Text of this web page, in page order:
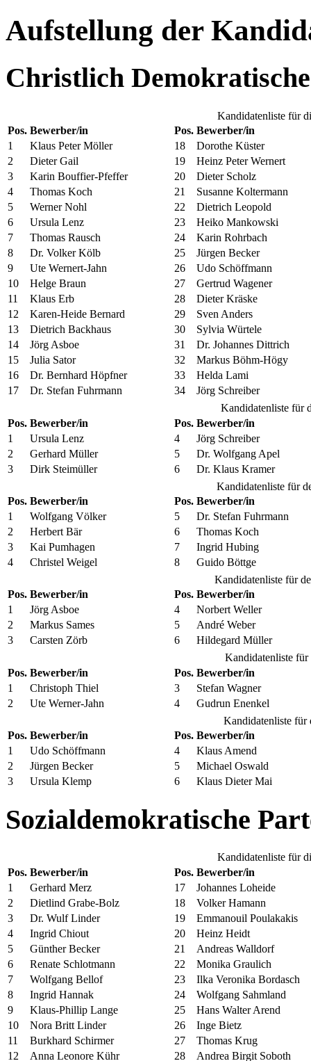
Aufstellung der
Christlich
Kandidatenliste für
Pos. Bewerber/in Pos. Bewerber/in
1
Klaus Peter Möller 18
Dorothe Küster
2
Dieter Gail 19
Heinz Peter Wernert
3
Karin Bouffier-Pfeffer 20
Dieter Scholz
4
Thomas Koch 21
Susanne Koltermann
5
Werner Nohl 22
Dietrich Leopold
6
Ursula Lenz 23
Heiko Mankowski
7
Thomas Rausch 24
Karin Rohrbach
8
Dr. Volker Kölb 25
Jürgen Becker
9
Ute Wernert-Jahn 26
Udo Schöffmann
10
Helge Braun 27
Gertrud Wagener
11
Klaus Erb 28
Dieter Kräske
12
Karen-Heide Bernard 29
Sven Anders
13
Dietrich Backhaus 30
Sylvia Würtele
14
Jörg Asboe 31
Dr. Johannes Dittrich
15
Julia Sator 32
Markus Böhm-Högy
16
Dr. Bernhard Höpfner 33
Helda Lami
17
Dr. Stefan Fuhrmann 34
Jörg Schreiber
Kandidatenliste für
Pos. Bewerber/in Pos. Bewerber/in
1
Ursula Lenz 4
Jörg Schreiber
2
Gerhard Müller 5
Dr. Wolfgang Apel
3
Dirk Steimüller 6
Dr. Klaus Kramer
Kandidatenliste für
Pos. Bewerber/in Pos. Bewerber/in
1
Wolfgang Völker 5
Dr. Stefan Fuhrmann
2
Herbert Bär 6
Thomas Koch
3
Kai Pumhagen 7
Ingrid Hubing
4
Christel Weigel 8
Guido Böttge
Kandidatenliste für
Pos. Bewerber/in Pos. Bewerber/in
1
Jörg Asboe 4
Norbert Weller
2
Markus Sames 5
André Weber
3
Carsten Zörb 6
Hildegard Müller
Kandidatenliste für
Pos. Bewerber/in Pos. Bewerber/in
1
Christoph Thiel 3
Stefan Wagner
2
Ute Werner-Jahn 4
Gudrun Enenkel
Kandidatenliste für
Pos. Bewerber/in Pos. Bewerber/in
1
Udo Schöffmann 4
Klaus Amend
2
Jürgen Becker 5
Michael Oswald
3
Ursula Klemp 6 Klaus Dieter Mai
Sozialdemokratische
Kandidatenliste für
Pos. Bewerber/in Pos. Bewerber/in
1
Gerhard Merz 17
Johannes Loheide
2
Dietlind Grabe-Bolz 18
Volker Hamann
3
Dr. Wulf Linder 19
Emmanouil Poulakakis
4
Ingrid Chiout 20
Heinz Heidt
5
Günther Becker 21
Andreas Walldorf
6
Renate Schlotmann 22
Monika Graulich
7
Wolfgang Bellof 23
Ilka Veronika Bordasch
8
Ingrid Hannak 24
Wolfgang Sahmland
9
Klaus-Phillip Lange 25
Hans Walter Arend
10
Nora Britt Linder 26
Inge Bietz
11
Burkhard Schirmer 27
Thomas Krug
12
Anna Leonore Kühr 28 Andrea Birgit Soboth